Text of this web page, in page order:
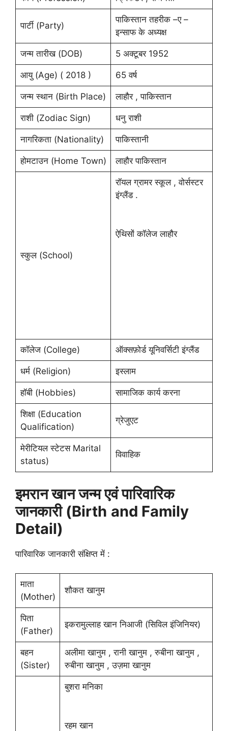
पार्टी (Party)
पाकिस्तान तहरीक –ए –
इन्साफ के अध्यक्ष
जन्म तारीख (DOB) 5 अक्टूबर 1952
आयु (Age) ( 2018 ) 65 वर्ष
जन्म स्थान (Birth Place) लाहौर , पाकिस्तान
राशी (Zodiac Sign) धनु राशी
नागरिकता (Nationality) पाकिस्तानी
होमटाउन (Home Town) लाहौर पाकिस्तान
स्कुल (School)
रॉयल ग्रामर स्कूल , वोर्सस्टर
इंग्लैंड .
ऐथिसों कॉलेज लाहौर
कॉलेज (College) ऑक्सफ़ोर्ड यूनिवर्सिटी इंग्लैंड
धर्म (Religion) इस्लाम
हॉबी (Hobbies) सामाजिक कार्य करना
शिक्षा (Education
Qualification)
ग्रेजुएट
मेरीटियल स्टेटस Marital
status)
विवाहिक
इमरान खान जन्म एवं पारिवारिक
जानकारी (Birth and Family
Detail)
पारिवारिक जानकारी संक्षिप्त में :
माता
(Mother)
शौकत खानुम
पिता
(Father)
इकरामुल्लाह खान निआजी (सिविल इंजिनियर)
बहन
(Sister)
अलीमा खानुम , रानी खानुम , रुबीना खानुम ,
रुबीना खानुम , उज़मा खानुम
बुशरा मनिका
रहम खान